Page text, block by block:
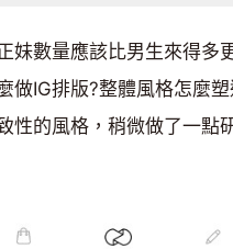
妹數量應該比男生來得多
做IG排版?整體風格怎麼
性的風格，稍微做了一點